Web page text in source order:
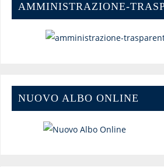
AMMINISTRAZIONE-
NUOVO ALBO ONLINE